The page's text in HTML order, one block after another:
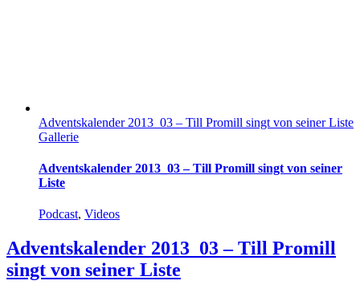
Adventskalender 2013_03 – Till Promill singt von seiner Liste
Gallerie
Adventskalender 2013_03 – Till Promill singt von seiner
Liste
Podcast, Videos
Adventskalender 2013_03 – Till Promill
singt von seiner Liste